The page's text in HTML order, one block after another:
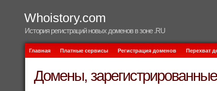
Whoistory.com
История регистраций новых доменов в зоне .RU
Главная Платные сервисы Регистрация доменов Перехват
Домены,